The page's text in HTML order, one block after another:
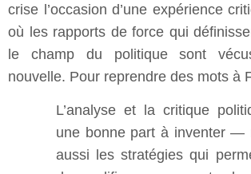
crise l’occasion d’une expérience
où les rapports de force qui
le champ du politique sont
nouvelle. Pour reprendre des mots à
L’analyse et la critique
une bonne part à inventer —
aussi les stratégies qui